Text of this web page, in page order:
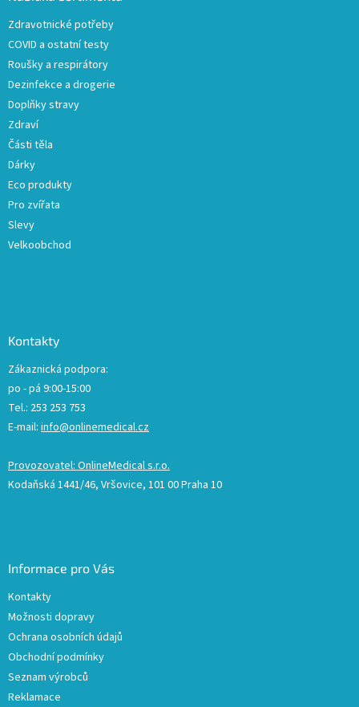
Zdravotnické potřeby
COVID a ostatní testy
Roušky a respirátory
Dezinfekce a drogerie
Doplňky stravy
Zdraví
Části těla
Dárky
Eco produkty
Pro zvířata
Slevy
Velkoobchod
Kontakty
Zákaznická podpora:
po - pá 9:00-15:00
Tel.: 253 253 753
E-mail: info@onlinemedical.cz
Provozovatel: OnlineMedical s.r.o.
Kodaňská 1441/46, Vršovice, 101 00 Praha 10
Informace pro Vás
Kontakty
Možnosti dopravy
Ochrana osobních údajů
Obchodní podmínky
Seznam výrobců
Reklamace